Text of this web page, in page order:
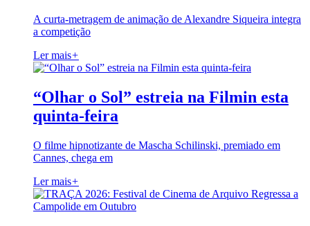
A curta-metragem de animação de Alexandre Siqueira integra
a competição
Ler mais+
“Olhar o Sol” estreia na Filmin esta
quinta-feira
O filme hipnotizante de Mascha Schilinski, premiado em
Cannes, chega em
Ler mais+